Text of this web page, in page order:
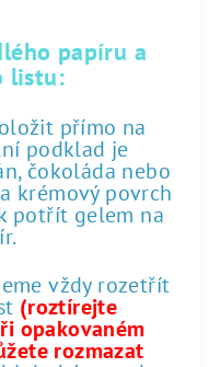
papíru a
listu:
přímo na
podklad je
čokoláda nebo
krémový povrch
potřít gelem na
vždy rozetřít
(roztírejte
opakovaném
rozmazat